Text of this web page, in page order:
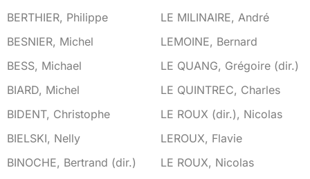
BERTHIER, Philippe
BESNIER, Michel
BESS, Michael
BIARD, Michel
BIDENT, Christophe
BIELSKI, Nelly
BINOCHE, Bertrand (dir.)
LE MILINAIRE, André
LEMOINE, Bernard
LE QUANG, Grégoire (dir.)
LE QUINTREC, Charles
LE ROUX (dir.), Nicolas
LEROUX, Flavie
LE ROUX, Nicolas